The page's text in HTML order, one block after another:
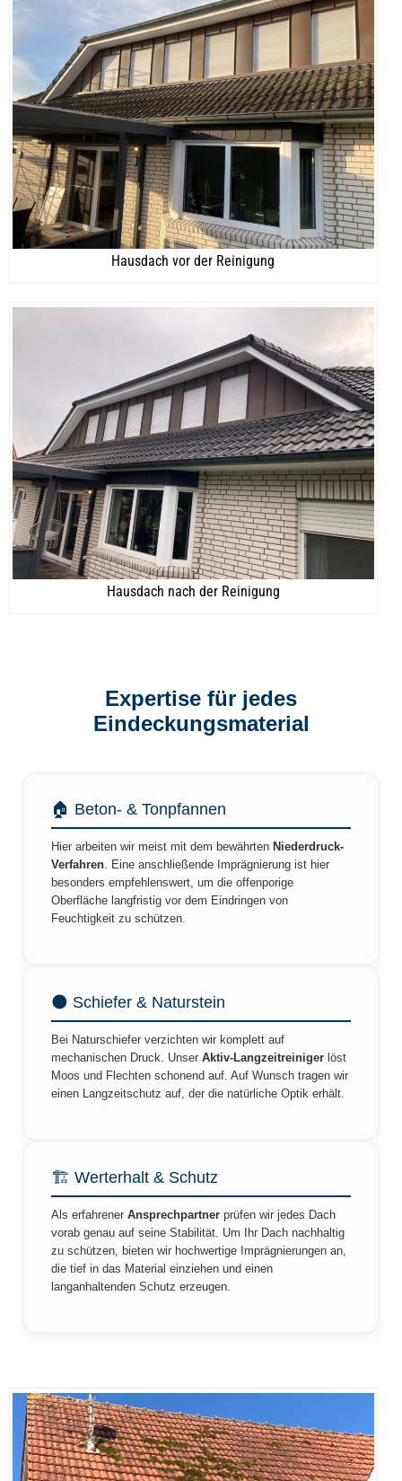
Hausdach vor der Reinigung
Hausdach nach der Reinigung
Expertise für jedes
Eindeckungsmaterial
🏠 Beton- & Tonpfannen
Hier arbeiten wir meist mit dem bewährten Niederdruck-
Verfahren . Eine anschließende Imprägnierung ist hier
besonders empfehlenswert, um die offenporige
Oberfläche langfristig vor dem Eindringen von
Feuchtigkeit zu schützen.
🌑 Schiefer & Naturstein
Bei Naturschiefer verzichten wir komplett auf
mechanischen Druck. Unser Aktiv-Langzeitreiniger löst
Moos und Flechten schonend auf. Auf Wunsch tragen wir
einen Langzeitschutz auf, der die natürliche Optik erhält.
🏗️ Werterhalt & Schutz
Als erfahrener Ansprechpartner prüfen wir jedes Dach
vorab genau auf seine Stabilität. Um Ihr Dach nachhaltig
zu schützen, bieten wir hochwertige Imprägnierungen an,
die tief in das Material einziehen und einen
langanhaltenden Schutz erzeugen.